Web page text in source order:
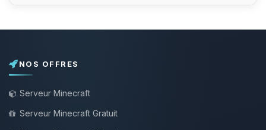
NOS OFFRES
Serveur Minecraft
Serveur Minecraft Gratuit